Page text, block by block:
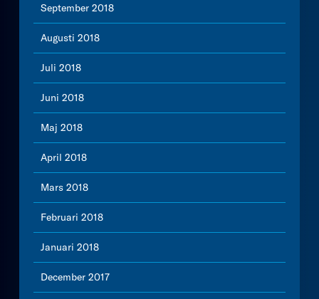
September 2018
Augusti 2018
Juli 2018
Juni 2018
Maj 2018
April 2018
Mars 2018
Februari 2018
Januari 2018
December 2017